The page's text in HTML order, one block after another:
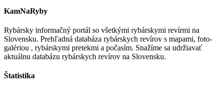
KamNaRyby
Rybársky informačný portál so všetkými rybárskymi revírmi na
Slovensku. Prehľadná databáza rybárskych revírov s mapami, foto-
galériou , rybárskymi pretekmi a počasím. Snažíme sa udržiavať
aktuálnu databázu rybárskych revírov na Slovensku.
Štatistika